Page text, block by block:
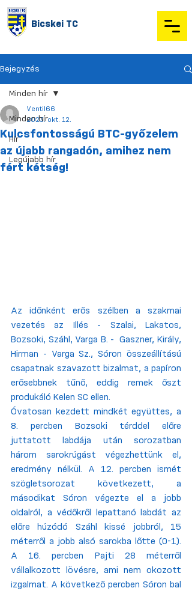
Bicskei TC
Bejegyzés
Minden hír
Hír
Legújabb hír
Minden hír
Kulcsfontosságú BTC-győzelem
az újabb rangadón, amihez nem
fért kétség!
Ventil66
2023. okt. 12.
Az időnként erős szélben a szakmai
vezetés az Illés - Szalai, Lakatos,
Bozsoki, Száhl, Varga B. -  Gaszner, Király,
Hirman - Varga Sz., Sóron összeállítású
csapatnak szavazott bizalmat, a papíron
erősebbnek tűnő, eddig remek őszt
produkáló Kelen SC ellen.
Óvatosan kezdett mindkét együttes, a
8. percben Bozsoki térddel előre
juttatott labdája után sorozatban
három sarokrúgást végezhettünk el,
eredmény nélkül. A 12. percben ismét
szögletsorozat következett, a
másodikat Sóron végezte el a jobb
oldalról, a védőkről lepattanó labdát az
előre húzódó Száhl kissé jobbról, 15
méterről a jobb alsó sarokba lőtte (0-1).
A 16. percben Pajti 28 méterről
vállalkozott lövésre, ami nem okozott
izgalmat. A következő percben Sóron bal